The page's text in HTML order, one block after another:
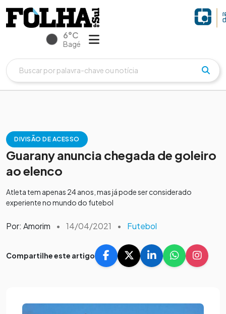
6°C
Bagé
DIVISÃO DE ACESSO
Guarany anuncia chegada de goleiro
ao elenco
Atleta tem apenas 24 anos, mas já pode ser considerado
experiente no mundo do futebol
Por: Amorim • 14/04/2021 • Futebol
Compartilhe este artigo